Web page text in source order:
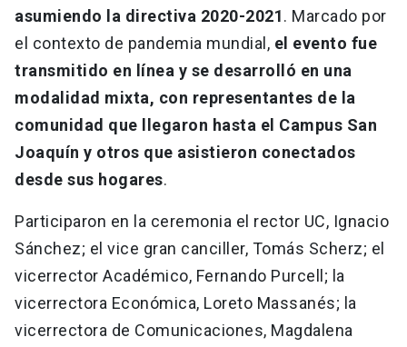
asumiendo la directiva 2020-2021. Marcado por
el contexto de pandemia mundial, el evento fue
transmitido en línea y se desarrolló en una
modalidad mixta, con representantes de la
comunidad que llegaron hasta el Campus San
Joaquín y otros que asistieron conectados
desde sus hogares.
Participaron en la ceremonia el rector UC, Ignacio
Sánchez; el vice gran canciller, Tomás Scherz; el
vicerrector Académico, Fernando Purcell; la
vicerrectora Económica, Loreto Massanés; la
vicerrectora de Comunicaciones, Magdalena